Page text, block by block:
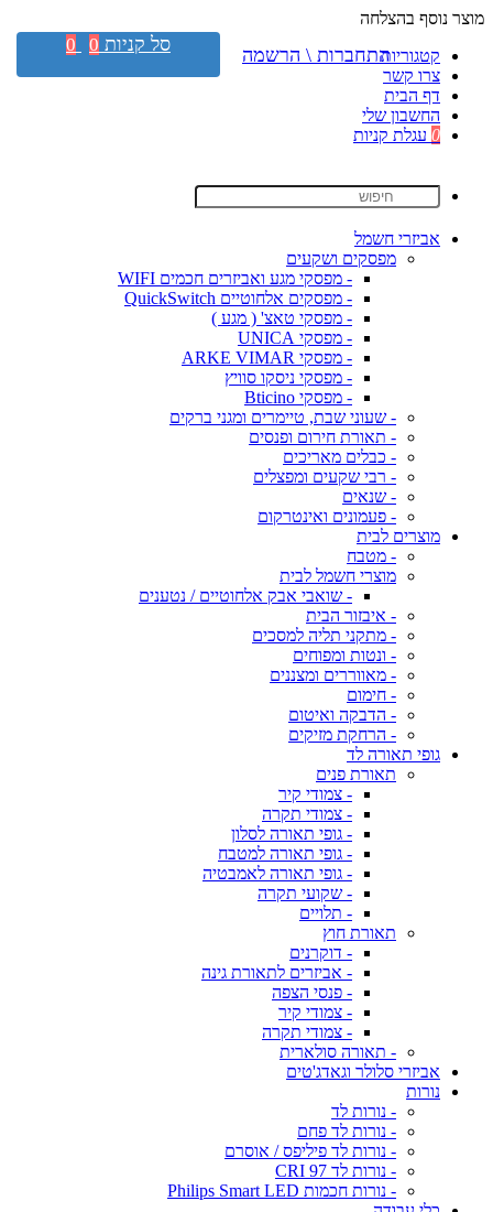
מוצר נוסף בהצלחה
קטגוריות
צרו קשר
דף הבית
החשבון שלי
0 עגלת קניות
אביזרי חשמל
מפסקים ושקעים
- מפסקי מגע ואביזרים חכמים WIFI
- מפסקים אלחוטיים QuickSwitch
- מפסקי טאצ' ( מגע )
- מפסקי UNICA
- מפסקי ARKE VIMAR
- מפסקי ניסקו סוויץ
- מפסקי Bticino
- שעוני שבת, טיימרים ומגני ברקים
- תאורת חירום ופנסים
- כבלים מאריכים
- רבי שקעים ומפצלים
- שנאים
- פעמונים ואינטרקום
מוצרים לבית
- מטבח
מוצרי חשמל לבית
- שואבי אבק אלחוטיים / נטענים
- איבזור הבית
- מתקני תליה למסכים
- ונטות ומפוחים
- מאווררים ומצננים
- חימום
- הדבקה ואיטום
- הרחקת מזיקים
גופי תאורה לד
תאורת פנים
- צמודי קיר
- צמודי תקרה
- גופי תאורה לסלון
- גופי תאורה למטבח
- גופי תאורה לאמבטיה
- שקועי תקרה
- תלויים
תאורת חוץ
- דוקרנים
- אביזרים לתאורת גינה
- פנסי הצפה
- צמודי קיר
- צמודי תקרה
- תאורה סולארית
אביזרי סלולר וגאדג'טים
נורות
- נורות לד
- נורות לד פחם
- נורות לד פיליפס / אוסרם
- נורות לד CRI 97
- נורות חכמות Philips Smart LED
התחברות \ הרשמה סל קניות 0
0